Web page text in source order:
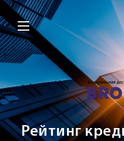
Brokery365 -
Рейтинг